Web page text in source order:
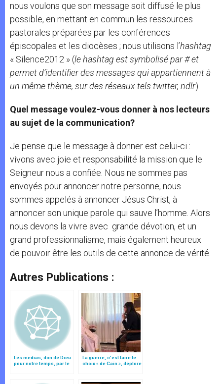
nous voulons que son message soit diffusé le plus
possible, en mettant en commun les ressources
pastorales préparées par les conférences
épiscopales et les diocèses ; nous utilisons l’hashtag
« Silence2012 » (le hashtag est symbolisé par # et
permet d’identifier des messages qui appartiennent à
un même thème, sur des réseaux tels twitter, ndlr).
Quel message voulez-vous donner à nos lecteurs
au sujet de la communication?
Je pense que le message à donner est celui-ci :
vivons avec joie et responsabilité la mission que le
Seigneur nous a confiée. Nous ne sommes pas
envoyés pour annoncer notre personne, nous
sommes appelés à annoncer Jésus Christ, à
annoncer son unique parole qui sauve l’homme. Alors
nous devons la vivre avec grande dévotion, et un
grand professionnalisme, mais également heureux
de pouvoir être les outils de cette annonce de vérité.
Autres Publications :
Les médias, don de Dieu
pour notre temps, par le
La guerre, c’est faire le
choix « de Caïn », déplore